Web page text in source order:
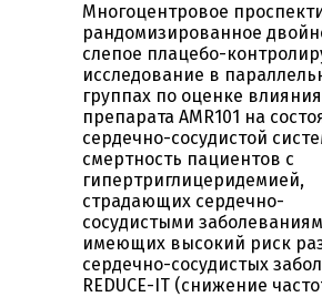
Многоцентровое
рандомизированное
слепое плацебо-
исследование в
группах по оценке влияния
препарата AMR101 на
сердечно-сосудистой
смертность пациентов с
гипертриглицеридемией,
страдающих сердечно-
сосудистыми
имеющих высокий риск
сердечно-сосудистых
REDUCE-IT (снижение